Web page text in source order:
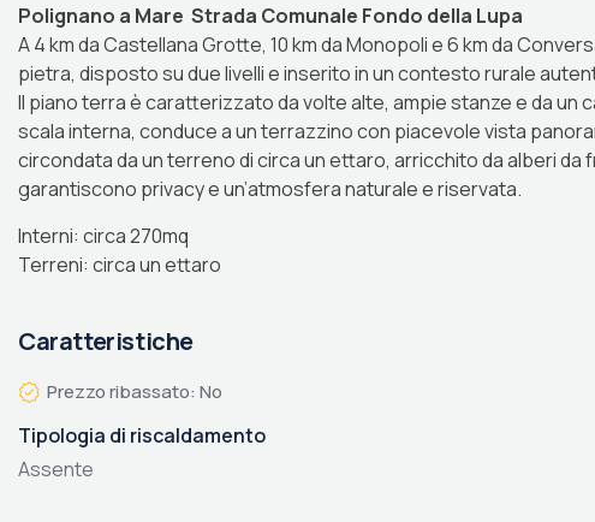
Polignano a Mare  Strada Comunale Fondo della Lupa
A 4 km da Castellana Grotte, 10 km da Monopoli e 6 km da
pietra, disposto su due livelli e inserito in un contesto rurale
Il piano terra è caratterizzato da volte alte, ampie stanze e da un
scala interna, conduce a un terrazzino con piacevole vista
circondata da un terreno di circa un ettaro, arricchito da alberi da
garantiscono privacy e un’atmosfera naturale e riservata.
Interni: circa 270mq
Terreni: circa un ettaro
Caratteristiche
Prezzo ribassato: No
Tipologia di riscaldamento
Assente